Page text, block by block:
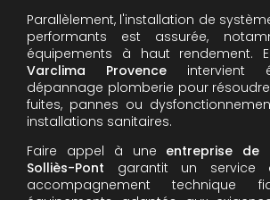
Parallèlement, l'installation de
performants est assurée,
équipements à haut rendement.
Varclima Provence intervient
dépannage plomberie pour
fuites, pannes ou
installations sanitaires.
Faire appel à une entreprise de
Solliès-Pont garantit un service
accompagnement technique